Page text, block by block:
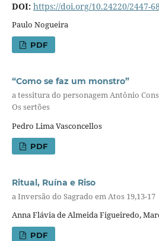
DOI: https://doi.org/10.24220/2447-
Paulo Nogueira
PDF
“Como se faz um monstro”
a tessitura do personagem Antônio
Os sertões
Pedro Lima Vasconcellos
PDF
Ritual, Ruína e Riso
a Inversão do Sagrado em Atos 19,13-17
Anna Flávia de Almeida Figueiredo,
PDF